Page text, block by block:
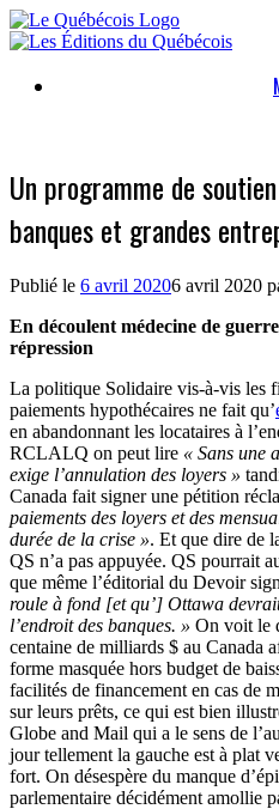
Skip
to
Un programme de
banques et grandes
Publié le 6 avril 20206 avril 2020
En découlent médecine de
répression
La politique Solidaire vis-à-vis les
paiements hypothécaires ne fait qu’
en abandonnant les locataires à
RCLALQ on peut lire « Sans une
exige l’annulation des loyers »
Canada fait signer une pétition
paiements des loyers et des
durée de la crise ». Et que dire de
QS n’a pas appuyée. QS pourrait
que même l’éditorial du Devoir
roule à fond [et qu’] Ottawa
l’endroit des banques. » On voit le
centaine de milliards $ au Canada
forme masquée hors budget de
facilités de financement en cas de
sur leurs prêts, ce qui est bien
Globe and Mail qui a le sens de
jour tellement la gauche est à plat
fort. On désespère du manque
parlementaire décidément amollie